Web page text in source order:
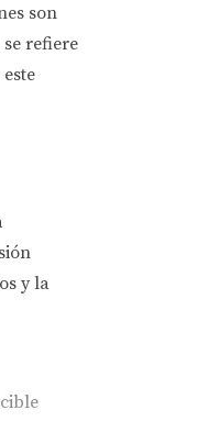
son
refiere
y la